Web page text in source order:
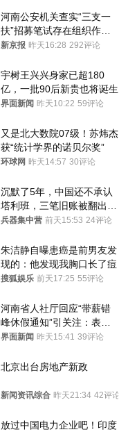
河南公安机关查实“三支一
扶”招募笔试存在组织作弊
犯罪行为
新京报 昨天16:28 292评论
宇树王兴兴身家已超180
亿，一批90后新贵也将诞生
界面新闻 昨天10:22 59评论
又是北大数院07级！苏炜杰
获“统计学界的诺贝尔奖”
环球网 昨天14:57 30评论
沉默了5年，中国还不承认
塔利班，三笔旧账被翻出，
最大风险出现
兵器集中营 前天15:53 24评论
朱洁静自曝患癌是前男友发
现的：他发现我胸口长了痘
搜狐娱乐 前天17:25 55评论
河南省人社厅回应“带薪错
峰休假通知”引关注：表述
不够准确，待修改后印发
界面新闻 昨天15:41 39评论
北京出台房地产新政
新闻资讯综合 昨天21:34 42评论
放过中国电力企业吧！印度